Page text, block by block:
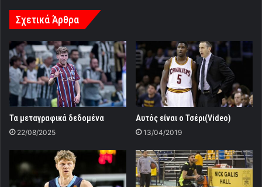
Σχετικά Άρθρα
Τα μεταγραφικά δεδομένα
22/08/2025
Αυτός είναι ο Τσέρι(Video)
13/04/2019